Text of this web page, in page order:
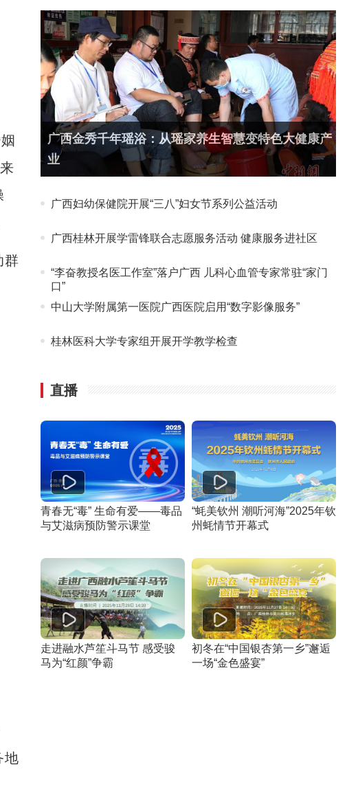
群
地
广西金秀千年瑶浴：从瑶家养生智慧变特色大健康产
业
广西妇幼保健院开展“三八”妇女节系列公益活动
广西桂林开展学雷锋联合志愿服务活动 健康服务进社区
“李奋教授名医工作室”落户广西 儿科心血管专家常驻“家门
口”
中山大学附属第一医院广西医院启用“数字影像服务”
桂林医科大学专家组开展开学教学检查
直播
青春无“毒” 生命有爱——毒品
与艾滋病预防警示课堂
“蚝美钦州 潮听河海”2025年钦
州蚝情节开幕式
走进融水芦笙斗马节 感受骏
马为“红颜”争霸
初冬在“中国银杏第一乡”邂逅
一场“金色盛宴”